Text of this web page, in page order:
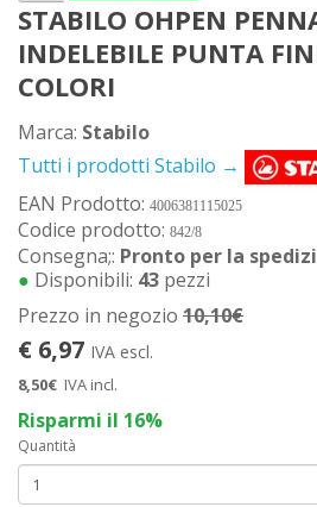
STABILO OHPEN
INDELEBILE PUNTA
COLORI
Marca: Stabilo
Tutti i prodotti Stabilo →
EAN Prodotto: 4006381115025
Codice prodotto: 842/8
Consegna;: Pronto per la
● Disponibili: 43 pezzi
Prezzo in negozio 10,10€
€ 6,97 IVA escl.
8,50€ IVA incl.
Risparmi il 16%
Quantità